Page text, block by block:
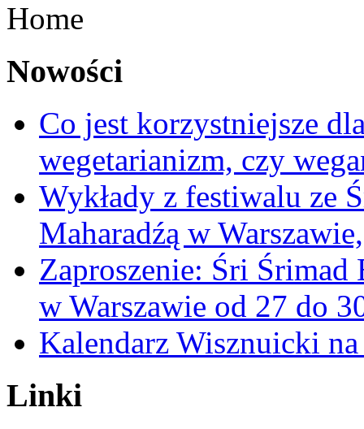
Home
Nowości
Co jest korzystniejsze
wegetarianizm, czy
Wykłady z festiwalu ze
Maharadźą w
Zaproszenie: Śri Śrimad
w Warszawie od 27 do
Kalendarz Wisznuicki
Linki